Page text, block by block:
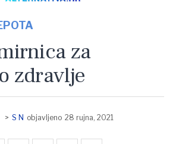
za
zdravlje
> S N objavljeno 28 rujna, 2021